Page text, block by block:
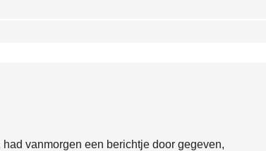
vanmorgen een berichtje door gegeven,